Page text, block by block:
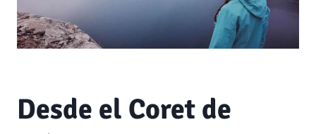
Desde el Coret de